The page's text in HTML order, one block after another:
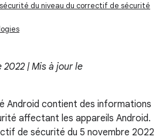
du niveau du correctif de sécurité
| Mis à jour le
Android contient des informations
affectant les appareils Android.
de sécurité du 5 novembre 2022